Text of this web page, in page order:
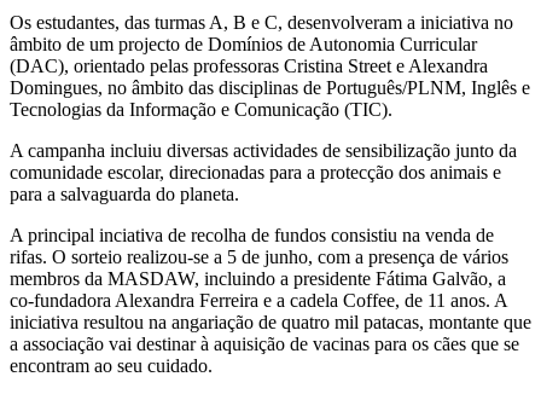
Os estudantes, das turmas A, B e C, desenvolveram a iniciativa no
âmbito de um projecto de Domínios de Autonomia Curricular
(DAC), orientado pelas professoras Cristina Street e Alexandra
Domingues, no âmbito das disciplinas de Português/PLNM, Inglês e
Tecnologias da Informação e Comunicação (TIC).
A campanha incluiu diversas actividades de sensibilização junto da
comunidade escolar, direcionadas para a protecção dos animais e
para a salvaguarda do planeta.
A principal inciativa de recolha de fundos consistiu na venda de
rifas. O sorteio realizou-se a 5 de junho, com a presença de vários
membros da MASDAW, incluindo a presidente Fátima Galvão, a
co-fundadora Alexandra Ferreira e a cadela Coffee, de 11 anos. A
iniciativa resultou na angariação de quatro mil patacas, montante que
a associação vai destinar à aquisição de vacinas para os cães que se
encontram ao seu cuidado.